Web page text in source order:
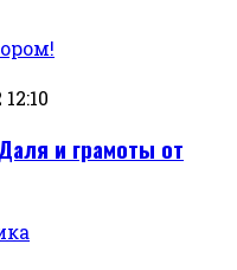
и грамоты от